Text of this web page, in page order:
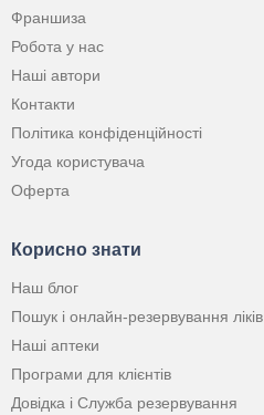
Франшиза
Робота у нас
Наші автори
Контакти
Політика конфіденційності
Угода користувача
Оферта
Корисно знати
Наш блог
Пошук і онлайн-резервування ліків
Наші аптеки
Програми для клієнтів
Довідка і Служба резервування